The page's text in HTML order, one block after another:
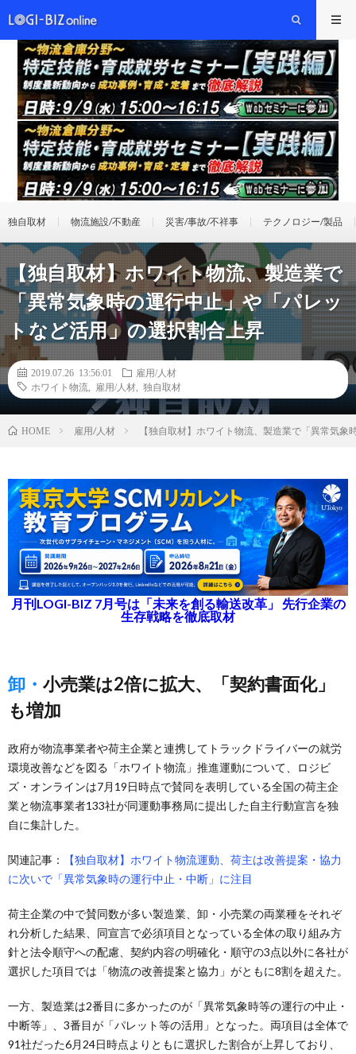
独自取材 物流施設/不動産 災害/事故/不祥事 テクノロジー/製品
【独自取材】ホワイト物流、製造業で
「異常気象時の運行中止」や「パレッ
トなど活用」の選択割合上昇
2019.07.26 13:56:01
雇用/人材
ホワイト物流
雇用/人材 独自取材
HOME 雇用/人材 【独自取材】ホワイト物流、製造業で「異常気
月刊LOGI-BIZ 7月号は「未来を創る輸送改革」 先行企業の
生存戦略を徹底取材
卸・小売業は2倍に拡大、「契約書面化」
も増加
政府が物流事業者や荷主企業と連携してトラックドライバーの就労
環境改善などを図る「ホワイト物流」推進運動について、ロジビ
ズ・オンラインは7月19日時点で賛同を表明している全国の荷主企
業と物流事業者133社が同運動事務局に提出した自主行動宣言を独
自に集計した。
関連記事：
【独自取材】ホワイト物流運動、荷主は改善提案・協力
に次いで「異常気象時の運行中止・中断」に注目
荷主企業の中で賛同数が多い製造業、卸・小売業の両業種をそれぞ
れ分析した結果、同宣言で必須項目となっている全体の取り組み方
針と法令順守への配慮、契約内容の明確化・順守の3点以外に各社が
選択した項目では「物流の改善提案と協力」がともに8割を超えた。
一方、製造業は2番目に多かったのが「異常気象時等の運行の中止・
中断等」、3番目が「パレット等の活用」となった。両項目は全体で
91社だった6月24日時点よりともに選択した割合が上昇しており、